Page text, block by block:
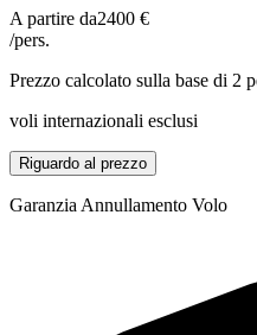
A partire da2400 €
/pers.
Prezzo calcolato sulla base di 2
voli internazionali esclusi
Riguardo al prezzo
Garanzia Annullamento Volo